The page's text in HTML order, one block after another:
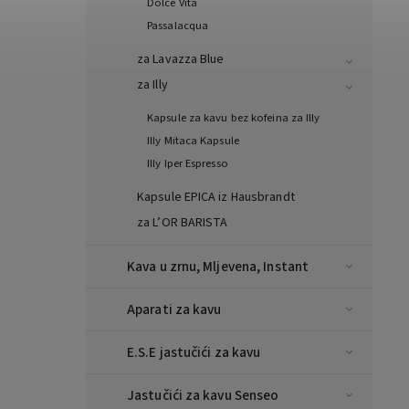
Passalacqua
za Lavazza Blue
za Illy
Kapsule za kavu bez kofeina za Illy
Illy Mitaca Kapsule
Illy Iper Espresso
Kapsule EPICA iz Hausbrandt
za L’OR BARISTA
Kava u zrnu, Mljevena, Instant
Aparati za kavu
E.S.E jastučići za kavu
Jastučići za kavu Senseo